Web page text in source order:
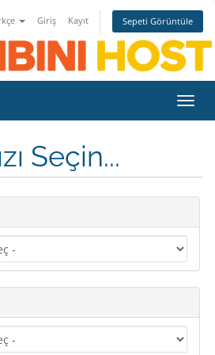
Giriş Kayıt Sepeti Görüntüle
Seçin...